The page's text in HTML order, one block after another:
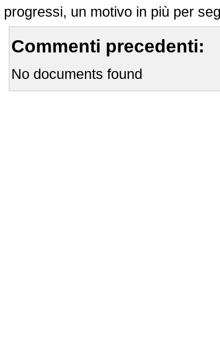
progressi, un motivo in più per
Commenti precedenti:
No documents found